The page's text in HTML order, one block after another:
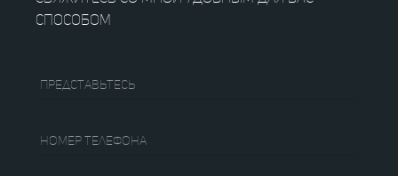
способом
Представьтесь
Номер телефона